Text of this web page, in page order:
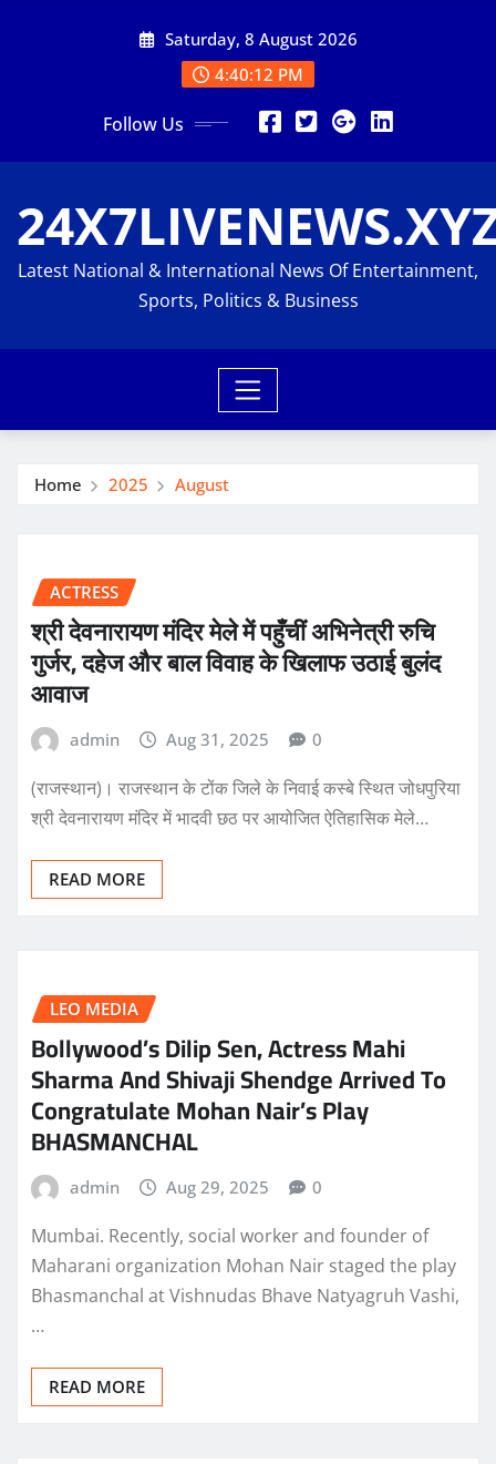
Saturday, 8 August 2026
4:40:13 PM
Follow Us
Latest National & International News Of Entertainment,
Sports, Politics & Business
Home 2025 August
ACTRESS
श्री देवनारायण मंदिर मेले में पहुँचीं अभिनेत्री रुचि
गुर्जर, दहेज और बाल विवाह के खिलाफ उठाई बुलंद
आवाज
admin Aug 31, 2025 0
(राजस्थान)। राजस्थान के टोंक जिले के निवाई कस्बे स्थित जोधपुरिया
श्री देवनारायण मंदिर में भादवी छठ पर आयोजित ऐतिहासिक मेले…
READ MORE
LEO MEDIA
Bollywood’s Dilip Sen, Actress Mahi
Sharma And Shivaji Shendge Arrived To
Congratulate Mohan Nair’s Play
BHASMANCHAL
admin Aug 29, 2025 0
Mumbai. Recently, social worker and founder of
Maharani organization Mohan Nair staged the play
Bhasmanchal at Vishnudas Bhave Natyagruh Vashi,
…
READ MORE